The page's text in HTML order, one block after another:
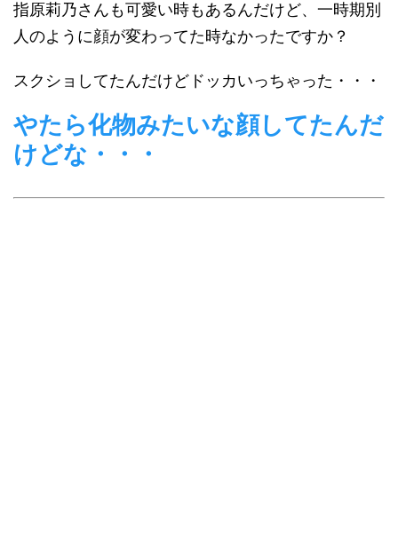
指原莉乃さんも可愛い時もあるんだけど、一時期別
人のように顔が変わってた時なかったですか？
スクショしてたんだけどドッカいっちゃった・・・
やたら化物みたいな顔してたんだ
けどな・・・